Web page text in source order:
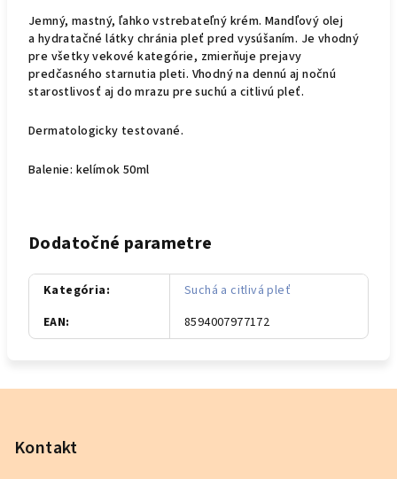
Jemný, mastný, ľahko vstrebateľný krém. Mandľový olej
a hydratačné látky chránia pleť pred vysúšaním. Je vhodný
pre všetky vekové kategórie, zmierňuje prejavy
predčasného starnutia pleti. Vhodný na dennú aj nočnú
starostlivosť aj do mrazu pre suchú a citlivú pleť.
Dermatologicky testované.
Balenie: kelímok 50ml
Dodatočné parametre
Kategória:
Suchá a citlivá pleť
EAN: 8594007977172
Kontakt